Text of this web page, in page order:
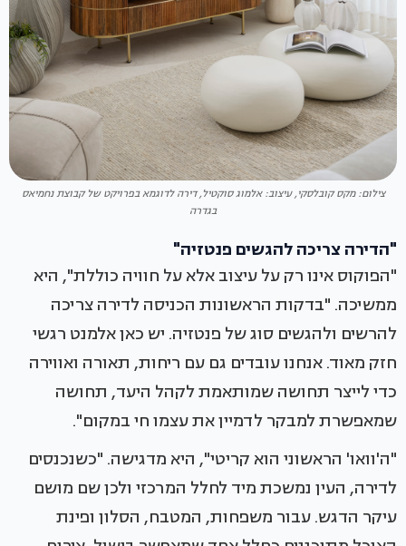
צילום: מקס קובלסקי, עיצוב: אלמוג סוקטיל, דירה לדוגמא בפרויקט של קבוצת נחמיאס
בגדרה
"הדירה צריכה להגשים פנטזיה"
"הפוקוס אינו רק על עיצוב אלא על חוויה כוללת", היא
ממשיכה. "בדקות הראשונות הכניסה לדירה צריכה
להרשים ולהגשים סוג של פנטזיה. יש כאן אלמנט רגשי
חזק מאוד. אנחנו עובדים גם עם ריחות, תאורה ואווירה
כדי לייצר תחושה שמותאמת לקהל היעד, תחושה
שמאפשרת למבקר לדמיין את עצמו חי במקום".
"ה'וואו' הראשוני הוא קריטי", היא מדגישה. "כשנכנסים
לדירה, העין נמשכת מיד לחלל המרכזי ולכן שם מושם
עיקר הדגש. עבור משפחות, המטבח, הסלון ופינת